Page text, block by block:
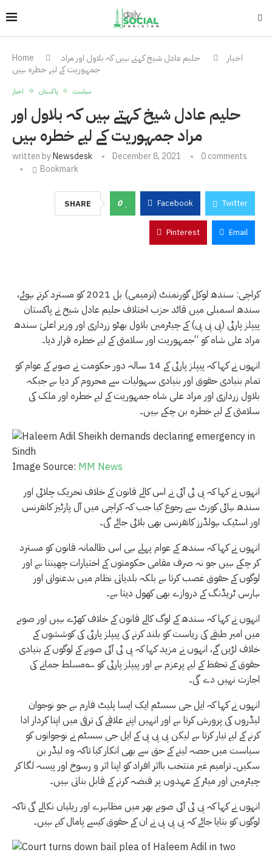
Home اخبار
حلیم عادل شیخ کہتے ہیں کہ بلاول اور مراد
جمہوریت کے لیے خطرہ ہیں
اخبار پاکستان سیاست
حلیم عادل شیخ کہتے ہیں کہ بلاول اور
مراد جمہوریت کے لیے خطرہ ہیں
written byNewsdesk December 8, 2021
0 comments
Bookmark
SHARE 0 Facebook Twitter
Pinterest Email
کراچی: سندھ لوکل گورنمنٹ (ترمیمی) بل 2021 کو مسترد کرتے ہوئے،
سندھ اسمبلی میں قائد حزب اختلاف حلیم عادل شیخ نے پاکستان
پیپلز پارٹی (پی پی پی) کے چیئرمین بلاول بھٹو زرداری اور وزیر اعلیٰ سندھ
مراد علی شاہ کو “جمہوریت اور سلامتی کے لیے خطرہ قرار دیا۔
انہوں نے کہا کہ پیپلز پارٹی کے 14 سالہ دور حکومت نے صوبے کے عوام کو
تمام بنیادی حقوق اور بنیادی سہولیات سے محروم کر دیا ہے جبکہ
بلاول زرداری اور مراد علی شاہ جمہوریت کے لیے خطرہ اور ملک کی
سلامتی کے لیے خطرہ بن چکے ہیں۔
Image Source: MM News
انہوں نے کہا کہ پی ٹی آئی نے اس کالے قانون کے خلاف تحریک چلائی اور
سندھ ہائی کورٹ سے رجوع کیا جب کہ کراچی میں آل پارٹیز کانفرنس
اور اسٹیک ہولڈرز کانفرنس بھی بلائی جائے گی۔
انہوں نے کہا کہ سندھ کے عوام پہلے ہی اس ظالمانہ قانون کو مسترد
کر چکے ہیں جو نہ صرف مقامی حکومتوں کے اختیارات چھینتا ہے اور
لوگوں کے حقوق غصب کرتا ہے بلکہ بلدیاتی نظام میں بدعنوانی اور
ہارس ٹریڈنگ کے دروازے بھی کھول دیتا ہے۔
انہوں نے کہا کہ سندھ کے لوگ کالے قانون کے خلاف کھڑے ہیں اور صوبے
میں امیر طبقے کی ریاست کو بلند کرنے کی پیپلز پارٹی کی کوششوں کے
خلاف لڑیں گے، انہوں نے مزید کہا کہ پی ٹی آئی صوبے کے لوگوں کے بنیادی
حقوق کے تحفظ کے لیے پرعزم ہے اور پیپلز پارٹی کو ؎مسلط جمانے کی
اجازت نہیں دے گی۔
انہوں نے کہا کہ ایل جی سسٹم ایک ایسا پلیٹ فارم ہے جو نوجوان
لیڈروں کی پرورش کرتا ہے اور انہیں اپنے علاقے کی ترقی میں اپنا کردار ادا
کرنے کے لیے تیار کرتا ہے لیکن پی پی پی کے ایل جی سسٹم نے نوجوانوں کو
سیاست میں حصہ لینے کے حق سے بھی انکار کیا تاکہ وہ لیڈر بن
سکیں۔ ترامیم غیر منتخب بااثر افراد کو اپنا اثر و رسوخ اور پیسہ لگا کر
چیئرمین اور میئر کے عہدوں پر قبضہ کرنے کے قابل بناتی ہیں۔
انہوں نے کہا کہ پی ٹی آئی صوبے بھر میں مظاہرے اور ریلیاں نکالے گی تاکہ
لوگوں کو بتایا جائے کہ پی پی پی نے ان کے حقوق کیسے پامال کیے ہیں۔